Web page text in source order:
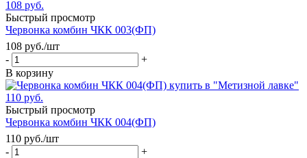
Быстрый просмотр
Червонка комбин ЧКК 003(ФП)
108 руб./шт
-
+
В корзину
Быстрый просмотр
Червонка комбин ЧКК 004(ФП)
110 руб./шт
-
+